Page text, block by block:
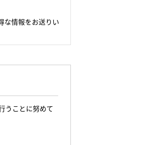
な情報をお送りい
うことに努めて